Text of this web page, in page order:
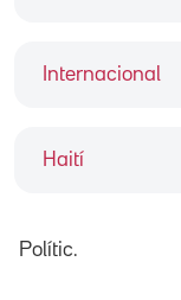
Internacional
Haití
Polític.